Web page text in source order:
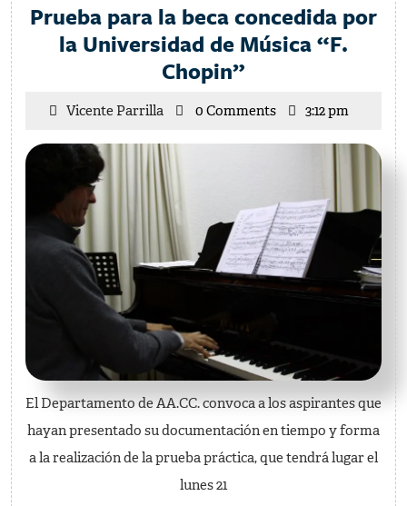
Prueba para la beca concedida por
la Universidad de Música “F.
Chopin”
para
la
beca
concedida
por
la
Universidad
de
Chopin”
Vicente ParrillaVicente0 Comments 3:12 pm
El Departamento de AA.CC. convoca a los aspirantes que
hayan presentado su documentación en tiempo y forma
a la realización de la prueba práctica, que tendrá lugar el
lunes 21